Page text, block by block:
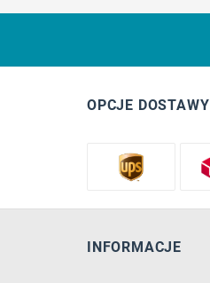
OPCJE DOSTAWY
INFORMACJE